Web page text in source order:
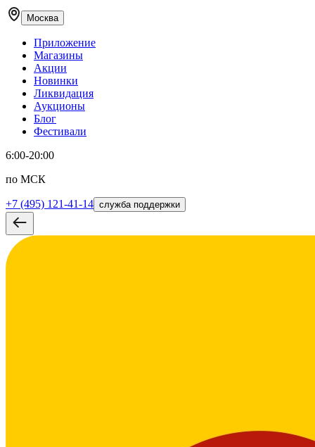
Москва
Приложение
Магазины
Акции
Новинки
Ликвидация
Аукционы
Блог
Фестивали
6:00-20:00
по МСК
+7 (495) 121-41-14 служба поддержки